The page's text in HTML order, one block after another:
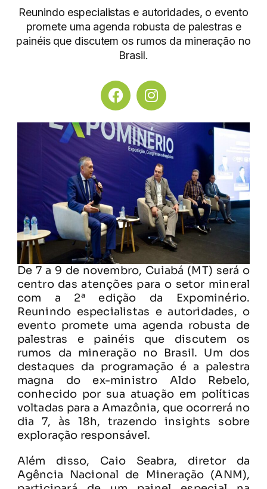
Reunindo especialistas e autoridades, o evento
promete uma agenda robusta de palestras e
painéis que discutem os rumos da mineração no
Brasil.
De 7 a 9 de novembro, Cuiabá (MT) será o
centro das atenções para o setor mineral
com a 2ª edição da Expominério.
Reunindo especialistas e autoridades, o
evento promete uma agenda robusta de
palestras e painéis que discutem os
rumos da mineração no Brasil. Um dos
destaques da programação é a palestra
magna do ex-ministro Aldo Rebelo,
conhecido por sua atuação em políticas
voltadas para a Amazônia, que ocorrerá no
dia 7, às 18h, trazendo insights sobre
exploração responsável.
Além disso, Caio Seabra, diretor da
Agência Nacional de Mineração (ANM),